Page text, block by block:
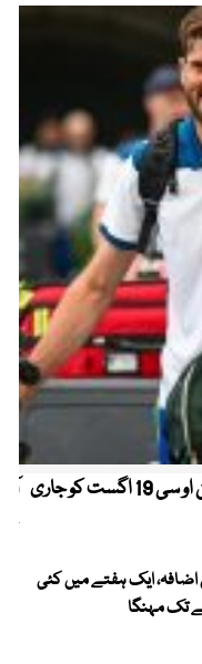
کیریبین پریمیئر لیگ ، قومی کرکٹرز کو این او سی 19 اگست کو جاری
ایک ہفتے میں کئی